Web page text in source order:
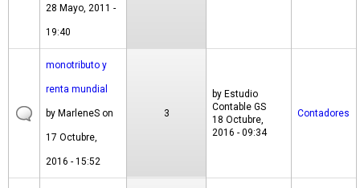
28 Mayo, 2011 -
19:40
monotributo y
renta mundial
by MarleneS on
17 Octubre,
2016 - 15:52
3
by Estudio
Contable GS
18 Octubre,
2016 - 09:34
Contadores